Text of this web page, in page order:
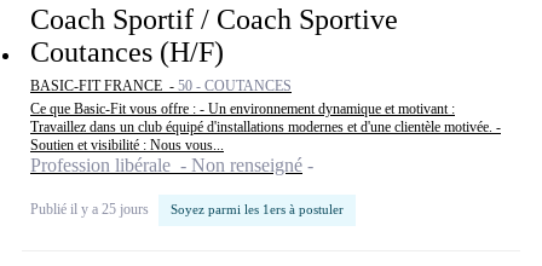
Coach Sportif / Coach Sportive
Coutances (H/F)
BASIC-FIT FRANCE - 50 - COUTANCES
Ce que Basic-Fit vous offre : - Un environnement dynamique et motivant :
Travaillez dans un club équipé d'installations modernes et d'une clientèle motivée. -
Soutien et visibilité : Nous vous...
Profession libérale - Non renseigné
Publié il y a 25 jours Soyez parmi les 1ers à postuler